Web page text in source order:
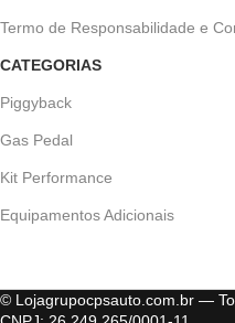
Termo de Responsabilidade e
CATEGORIAS
Piggyback
Gas Pedal
Kit Performance
Equipamentos Adicionais
© Lojagrupocpsauto.com.br —